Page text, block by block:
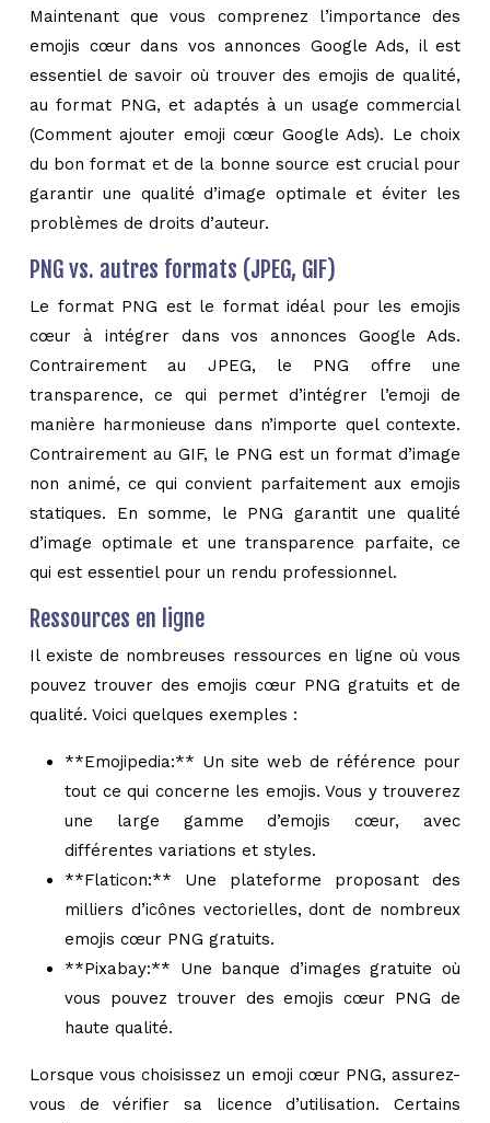
Maintenant que vous comprenez l’importance des
emojis cœur dans vos annonces Google Ads, il est
essentiel de savoir où trouver des emojis de qualité,
au format PNG, et adaptés à un usage commercial
(Comment ajouter emoji cœur Google Ads). Le choix
du bon format et de la bonne source est crucial pour
garantir une qualité d’image optimale et éviter les
problèmes de droits d’auteur.
PNG vs. autres formats (JPEG, GIF)
Le format PNG est le format idéal pour les emojis
cœur à intégrer dans vos annonces Google Ads.
Contrairement au JPEG, le PNG offre une
transparence, ce qui permet d’intégrer l’emoji de
manière harmonieuse dans n’importe quel contexte.
Contrairement au GIF, le PNG est un format d’image
non animé, ce qui convient parfaitement aux emojis
statiques. En somme, le PNG garantit une qualité
d’image optimale et une transparence parfaite, ce
qui est essentiel pour un rendu professionnel.
Ressources en ligne
Il existe de nombreuses ressources en ligne où vous
pouvez trouver des emojis cœur PNG gratuits et de
qualité. Voici quelques exemples :
**Emojipedia:** Un site web de référence pour
tout ce qui concerne les emojis. Vous y trouverez
une large gamme d’emojis cœur, avec
différentes variations et styles.
**Flaticon:** Une plateforme proposant des
milliers d’icônes vectorielles, dont de nombreux
emojis cœur PNG gratuits.
**Pixabay:** Une banque d’images gratuite où
vous pouvez trouver des emojis cœur PNG de
haute qualité.
Lorsque vous choisissez un emoji cœur PNG, assurez-
vous de vérifier sa licence d’utilisation. Certains